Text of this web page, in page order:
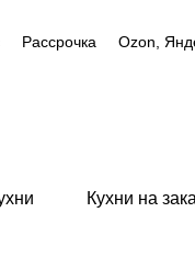
Рассрочка Ozon,
Кухни на